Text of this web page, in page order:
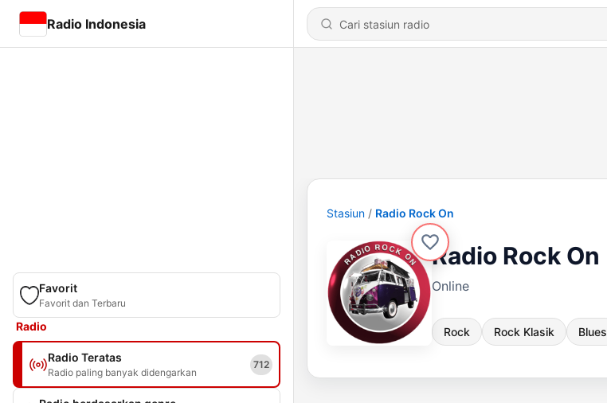
Radio Indonesia
Favorit
Favorit dan Terbaru
Radio
Radio Teratas
Radio paling banyak didengarkan
712
Stasiun Radio Rock On
Radio Rock On
Online
Rock Rock Klasik Blues